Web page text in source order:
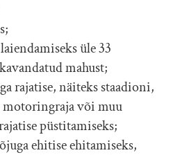
üle 33
mahust;
rajatise, näiteks staadioni,
või muu
püstitamiseks;
ehitise ehitamiseks,